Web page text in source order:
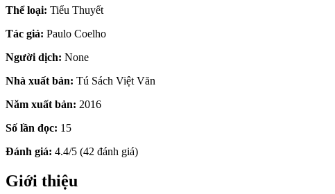
Thể loại: Tiểu Thuyết
Tác giả: Paulo Coelho
Người dịch: None
Nhà xuất bản: Tú Sách Việt Văn
Năm xuất bản: 2016
Số lần đọc: 15
Đánh giá: 4.4/5 (42 đánh giá)
Giới thiệu